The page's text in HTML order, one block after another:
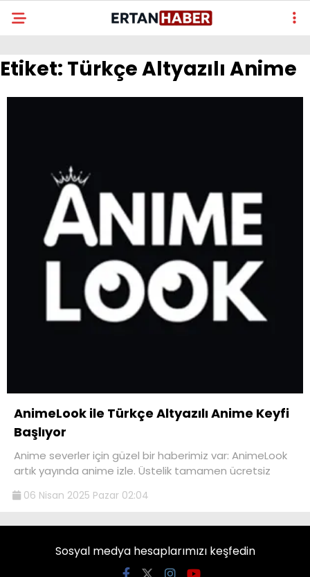
Etiket: Türkçe Altyazılı Anime
AnimeLook ile Türkçe Altyazılı Anime Keyfi
Başlıyor
Anime severler için güzel bir haberimiz var: AnimeLook
artık yayında anime izle. Üstelik tamamen ücretsiz
06 Nisan 2025 Pazar 02:04
Sosyal medya hesaplarımızı keşfedin